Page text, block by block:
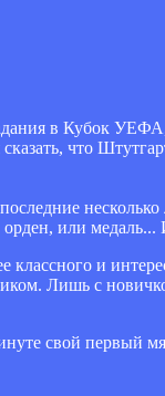
в Кубок
что
или медаль...
классного и
Лишь с
свой первый